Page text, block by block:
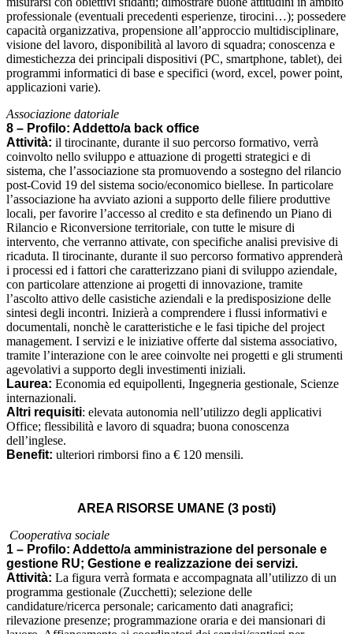
professionale (eventuali precedenti esperienze, tirocini…); possedere
capacità organizzativa, propensione all’approccio multidisciplinare,
visione del lavoro, disponibilità al lavoro di squadra; conoscenza e
dimestichezza dei principali dispositivi (PC, smartphone, tablet), dei
programmi informatici di base e specifici (word, excel, power point,
applicazioni varie).
Associazione datoriale
8 – Profilo: Addetto/a back office
Attività: il tirocinante, durante il suo percorso formativo, verrà
coinvolto nello sviluppo e attuazione di progetti strategici e di
sistema, che l’associazione sta promuovendo a sostegno del rilancio
post-Covid 19 del sistema socio/economico biellese. In particolare
l’associazione ha avviato azioni a supporto delle filiere produttive
locali, per favorire l’accesso al credito e sta definendo un Piano di
Rilancio e Riconversione territoriale, con tutte le misure di
intervento, che verranno attivate, con specifiche analisi previsive di
ricaduta. Il tirocinante, durante il suo percorso formativo apprenderà
i processi ed i fattori che caratterizzano piani di sviluppo aziendale,
con particolare attenzione ai progetti di innovazione, tramite
l’ascolto attivo delle casistiche aziendali e la predisposizione delle
sintesi degli incontri. Inizierà a comprendere i flussi informativi e
documentali, nonchè le caratteristiche e le fasi tipiche del project
management. I servizi e le iniziative offerte dal sistema associativo,
tramite l’interazione con le aree coinvolte nei progetti e gli strumenti
agevolativi a supporto degli investimenti iniziali.
Laurea: Economia ed equipollenti, Ingegneria gestionale, Scienze
internazionali.
Altri requisiti: elevata autonomia nell’utilizzo degli applicativi
Office; flessibilità e lavoro di squadra; buona conoscenza
dell’inglese.
Benefit: ulteriori rimborsi fino a € 120 mensili.
AREA RISORSE UMANE (3 posti)
Cooperativa sociale
1 – Profilo: Addetto/a amministrazione del personale e
gestione RU; Gestione e realizzazione dei servizi.
Attività: La figura verrà formata e accompagnata all’utilizzo di un
programma gestionale (Zucchetti); selezione delle
candidature/ricerca personale; caricamento dati anagrafici;
rilevazione presenze; programmazione oraria e dei mansionari di